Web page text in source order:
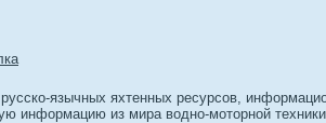
язычных яхтенных ресурсов,
информацию из мира водно-моторной